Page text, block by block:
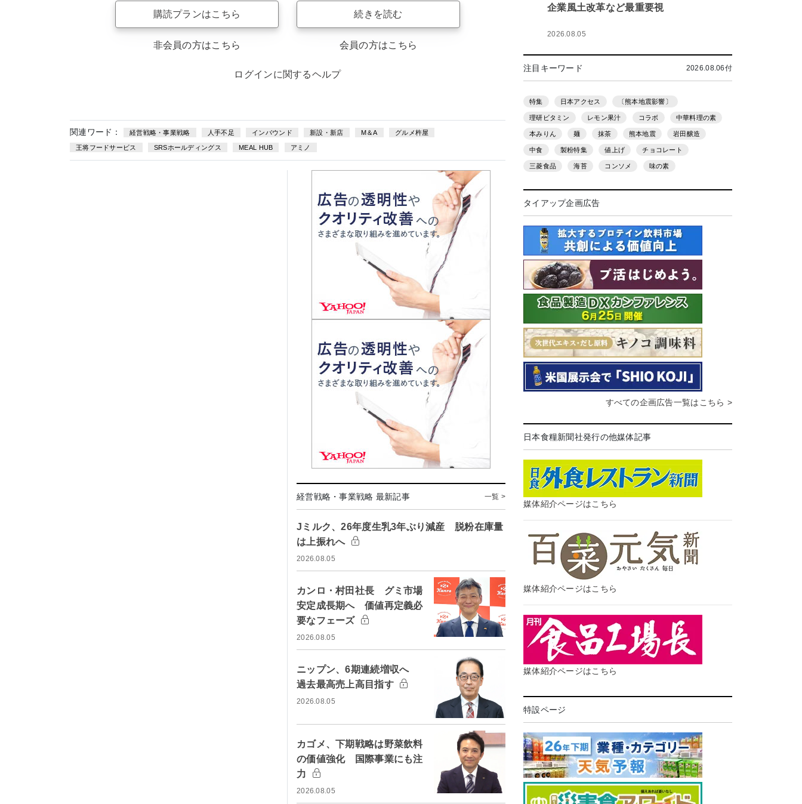
購読プランはこちら
非会員の方はこちら
続きを読む
会員の方はこちら
ログインに関するヘルプ
関連ワード： 経営戦略・事業戦略 人手不足 インバウンド 新設・新店 M＆A グルメ杵屋
王将フードサービス SRSホールディングス MEAL HUB アミノ
経営戦略・事業戦略 最新記事 一覧 >
Jミルク、26年度生乳3年ぶり減産 脱粉在庫量
は上振れへ
2026.08.05
カンロ・村田社長 グミ市場
安定成長期へ 価値再定義必
要なフェーズ
2026.08.05
ニップン、6期連続増収へ
過去最高売上高目指す
2026.08.05
カゴメ、下期戦略は野菜飲料
の価値強化 国際事業にも注
力
2026.08.05
企業風土改革など最重要視
2026.08.05
注目キーワード 2026.08.06付
特集 日本アクセス 〔熊本地震影響〕
理研ビタミン レモン果汁 コラボ 中華料理の素
本みりん 麺 抹茶 熊本地震 岩田醸造
中食 製粉特集 値上げ チョコレート
三菱食品 海苔 コンソメ 味の素
タイアップ企画広告
すべての企画広告一覧はこちら >
日本食糧新聞社発行の他媒体記事
媒体紹介ページはこちら
媒体紹介ページはこちら
媒体紹介ページはこちら
特設ページ